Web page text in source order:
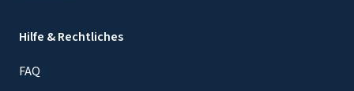
Hilfe & Rechtliches
FAQ